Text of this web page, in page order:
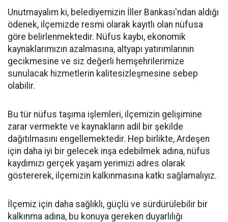
Unutmayalım ki, belediyemizin İller Bankası'ndan aldığı
ödenek, ilçemizde resmi olarak kayıtlı olan nüfusa
göre belirlenmektedir. Nüfus kaybı, ekonomik
kaynaklarımızın azalmasına, altyapı yatırımlarının
gecikmesine ve siz değerli hemşehrilerimize
sunulacak hizmetlerin kalitesizleşmesine sebep
olabilir.
Bu tür nüfus taşıma işlemleri, ilçemizin gelişimine
zarar vermekte ve kaynakların adil bir şekilde
dağıtılmasını engellemektedir. Hep birlikte, Ardeşen
için daha iyi bir gelecek inşa edebilmek adına, nüfus
kaydımızı gerçek yaşam yerimizi adres olarak
göstererek, ilçemizin kalkınmasına katkı sağlamalıyız.
İlçemiz için daha sağlıklı, güçlü ve sürdürülebilir bir
kalkınma adına, bu konuya gereken duyarlılığı